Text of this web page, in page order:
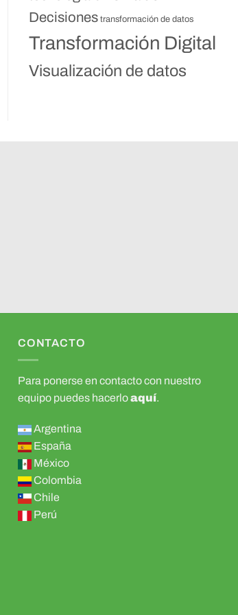
Decisiones transformación de datos
Transformación Digital
Visualización de datos
CONTACTO
Para ponerse en contacto con nuestro
equipo puedes hacerloaquí.
Argentina
España
México
Colombia
Chile
Perú